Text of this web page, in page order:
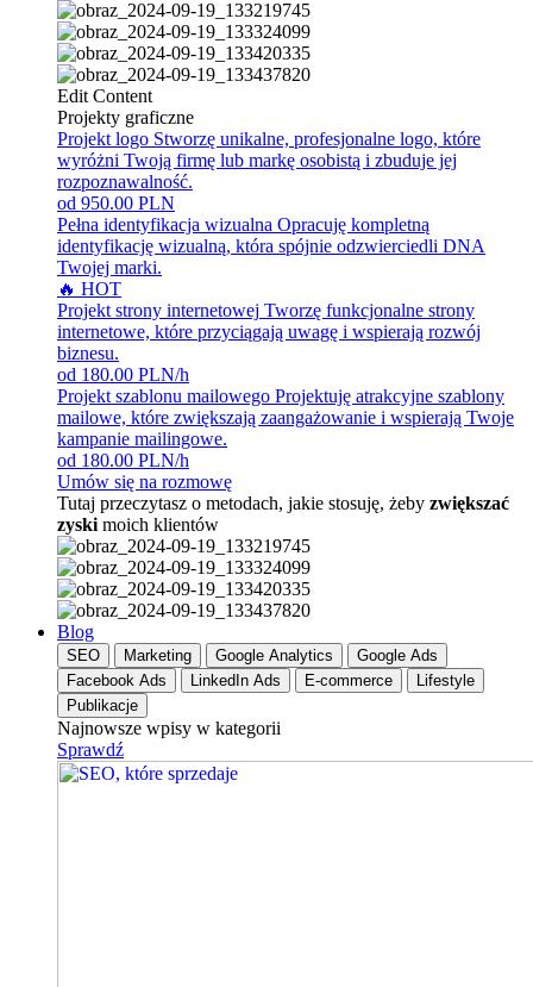
Edit Content
Projekty graficzne
Projekt logo Stworzę unikalne, profesjonalne logo, które
wyróżni Twoją firmę lub markę osobistą i zbuduje jej
rozpoznawalność.
od 950.00 PLN
Pełna identyfikacja wizualna Opracuję kompletną
identyfikację wizualną, która spójnie odzwierciedli DNA
Twojej marki.
🔥 HOT
Projekt strony internetowej Tworzę funkcjonalne strony
internetowe, które przyciągają uwagę i wspierają rozwój
biznesu.
od 180.00 PLN/h
Projekt szablonu mailowego Projektuję atrakcyjne szablony
mailowe, które zwiększają zaangażowanie i wspierają Twoje
kampanie mailingowe.
od 180.00 PLN/h
Umów się na rozmowę
Tutaj przeczytasz o metodach, jakie stosuję, żeby zwiększać
zyski moich klientów
Blog
SEO Marketing Google Analytics
Google Ads
Facebook Ads
LinkedIn Ads E-commerce
Lifestyle
Publikacje
Najnowsze wpisy w kategorii
Sprawdź